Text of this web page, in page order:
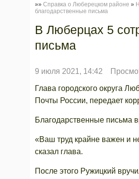
Справка о Люберецком районе
благодарственные письма
В Люберцах 5
письма
9 июля 2021, 14:42
Глава городского округа
Почты России, передает
Благодарственные письма
«Ваш труд крайне важен и
сказал глава.
После этого Ружицкий